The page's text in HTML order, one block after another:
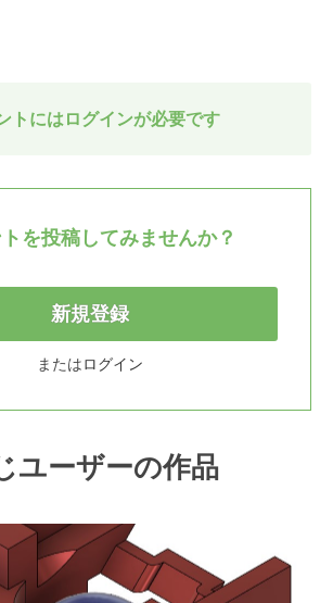
トにはログインが必要です
を投稿してみませんか？
新規登録
またはログイン
ユーザーの作品